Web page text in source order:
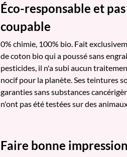
Éco-responsable et pas
coupable
0% chimie, 100% bio. Fait
de coton bio qui a poussé sans
pesticides, il n'a subi aucun
nocif pour la planète. Ses teintures
garanties sans substances
n'ont pas été testées sur des
Faire bonne impression